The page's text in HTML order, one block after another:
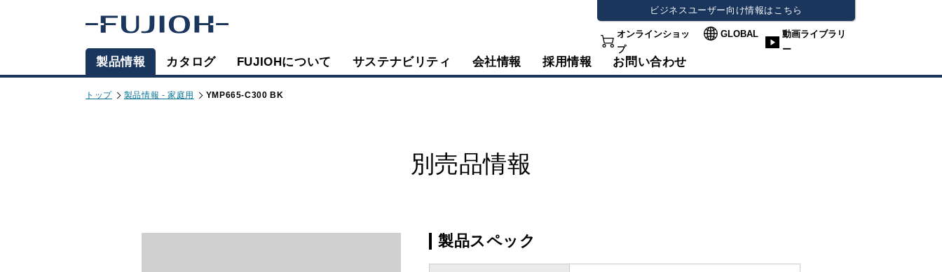
ビジネスユーザー向け情報はこちら
オンラインショッ
プ
GLOBAL
動画ライブラリ
ー
製品情報 カタログ FUJIOHについて サステナビリティ 会社情報 採用情報 お問い合わせ
トップ 製品情報 - 家庭用 YMP665-C300 BK
別売品情報
製品スペック